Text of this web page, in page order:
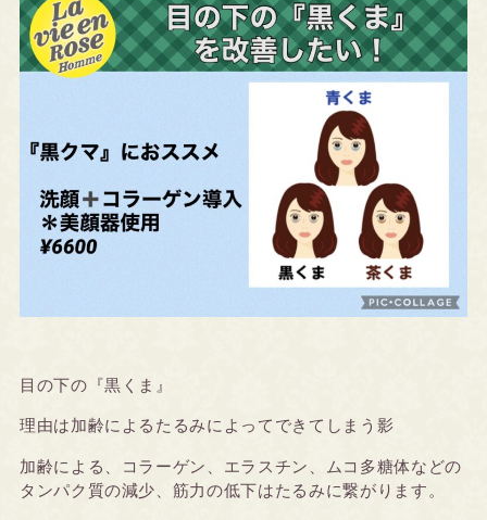
目の下の『黒くま』
理由は加齢によるたるみによってできてしまう影
加齢による、コラーゲン、エラスチン、ムコ多糖体などの
タンパク質の減少、筋力の低下はたるみに繋がります。